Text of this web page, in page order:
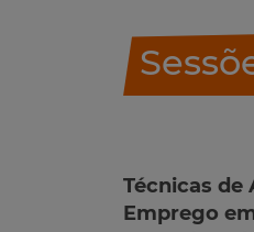
Técnicas
Emprego